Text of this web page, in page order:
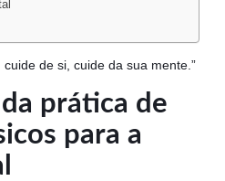
de si, cuide da sua mente.”
prática de
para a